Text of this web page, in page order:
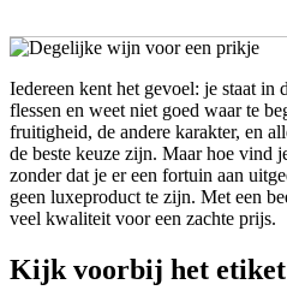
Iedereen kent het gevoel: je staat
flessen en weet niet goed waar te
fruitigheid, de andere karakter, en
de beste keuze zijn. Maar hoe vind
zonder dat je er een fortuin aan
geen luxeproduct te zijn. Met een
veel kwaliteit voor een zachte prijs.
Kijk voorbij het etiket